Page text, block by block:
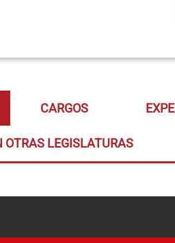
CARGOS
OTRAS LEGISLATURAS